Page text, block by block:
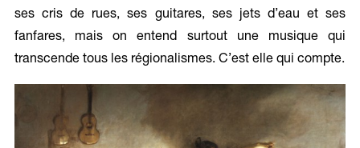
ses cris de rues, ses guitares, ses jets d’eau et ses
fanfares, mais on entend surtout une musique qui
transcende tous les régionalismes. C’est elle qui compte.